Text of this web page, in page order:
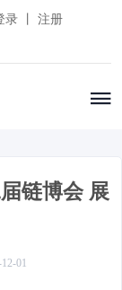
录 丨 注册
链博会 展
01